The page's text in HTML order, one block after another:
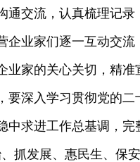
通交流，认真梳理记录
企业家们逐一互动交
业家的关心关切，精准
要深入学习贯彻党的
中求进工作总基调，
抓发展、惠民生、保